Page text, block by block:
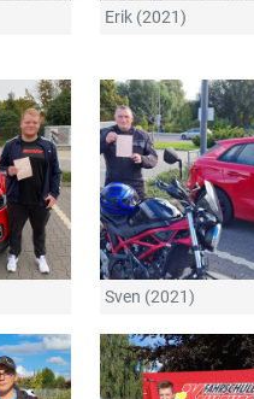
Erik (2021)
Sven (2021)